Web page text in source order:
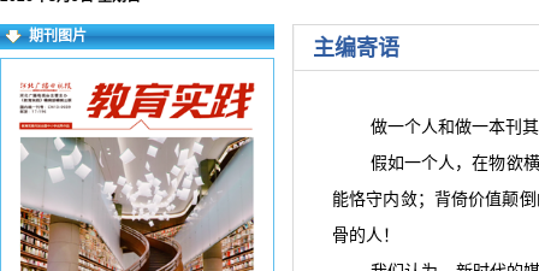
期刊图片 主编寄语
做一个人和做一本刊
假如一个人，在物欲
能恪守内敛；背倚价值颠
骨的人！